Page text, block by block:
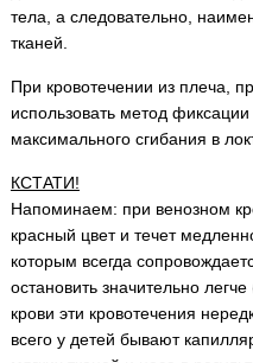
тела, а следовательно,
тканей.
При кровотечении из плеча,
использовать метод
максимального сгибания в
КСТАТИ!
Напоминаем: при венозном
красный цвет и течет
которым всегда
остановить значительно
крови эти кровотечения
всего у детей бывают